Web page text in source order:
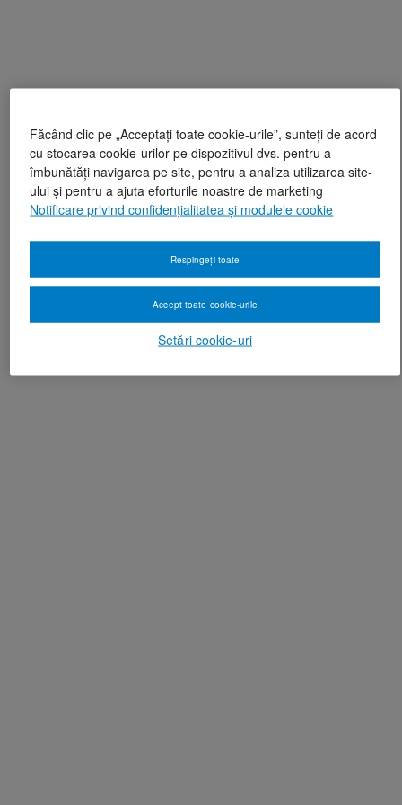
Făcând clic pe „Acceptați toate cookie-urile”, sunteți de acord
cu stocarea cookie-urilor pe dispozitivul dvs. pentru a
îmbunătăți navigarea pe site, pentru a analiza utilizarea site-
ului și pentru a ajuta eforturile noastre de marketing
Notificare privind confidențialitatea și modulele cookie
Setări cookie-uri
Respingeți toate
Accept toate cookie-urile